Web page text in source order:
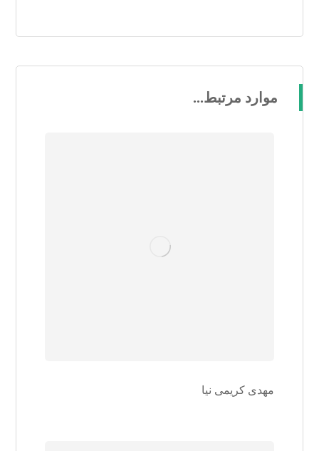
موارد مرتبط...
مهدی کریمی نیا